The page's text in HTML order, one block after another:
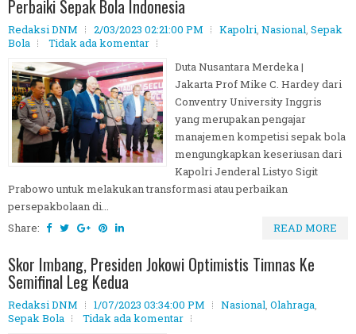
Perbaiki Sepak Bola Indonesia
Redaksi DNM 2/03/2023 02:21:00 PM Kapolri, Nasional, Sepak
Bola
Tidak ada komentar
Duta Nusantara Merdeka |
Jakarta Prof Mike C. Hardey dari
Conventry University Inggris
yang merupakan pengajar
manajemen kompetisi sepak bola
mengungkapkan keseriusan dari
Kapolri Jenderal Listyo Sigit
Prabowo untuk melakukan transformasi atau perbaikan
persepakbolaan di...
Share:
READ MORE
Skor Imbang, Presiden Jokowi Optimistis Timnas Ke
Semifinal Leg Kedua
Redaksi DNM 1/07/2023 03:34:00 PM Nasional, Olahraga,
Sepak Bola
Tidak ada komentar